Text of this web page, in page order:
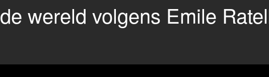
de wereld volgens Emile